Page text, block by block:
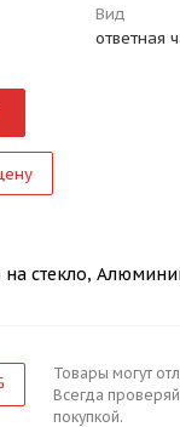
Вид
ответная
на стекло,
Товары могут
Всегда
покупкой.